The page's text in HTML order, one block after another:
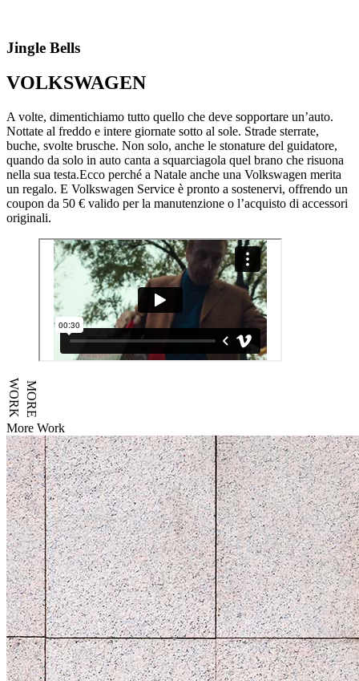
Jingle Bells
VOLKSWAGEN
A volte, dimentichiamo tutto quello che deve sopportare un’auto.
Nottate al freddo e intere giornate sotto al sole. Strade sterrate,
buche, svolte brusche. Non solo, anche le stonature del guidatore,
quando da solo in auto canta a squarciagola quel brano che risuona
nella sua testa.Ecco perché a Natale anche una Volkswagen merita
un regalo. E Volkswagen Service è pronto a sostenervi, offrendo un
coupon da 50 € valido per la manutenzione o l’acquisto di accessori
originali.
WORK MORE
More Work